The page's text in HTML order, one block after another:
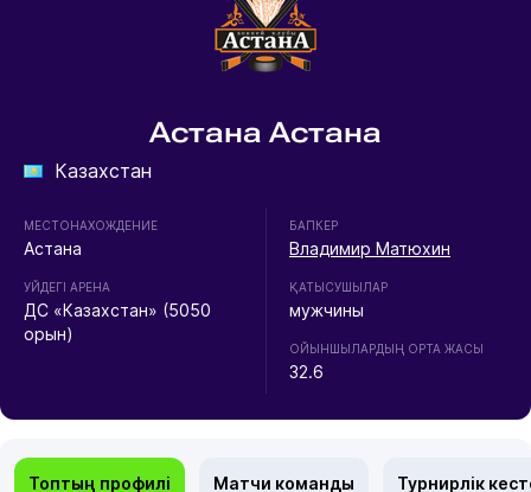
Астана Астана
Казахстан
МЕСТОНАХОЖДЕНИЕ
Астана
УЙДЕГІ АРЕНА
ДС «Казахстан» (5050
орын)
БАПКЕР
Владимир Матюхин
ҚАТЫСУШЫЛАР
мужчины
ОЙЫНШЫЛАРДЫҢ ОРТА ЖАСЫ
32.6
Топтың профилі Матчи команды Турнирлік